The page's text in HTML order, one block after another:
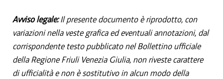
Avviso legale:Il presente documento è riprodotto, con
variazioni nella veste grafica ed eventuali annotazioni, dal
corrispondente testo pubblicato nel Bollettino ufficiale
della Regione Friuli Venezia Giulia, non riveste carattere
di ufficialità e non è sostitutivo in alcun modo della